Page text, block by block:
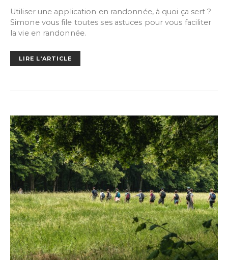
Utiliser une application en randonnée, à quoi ça sert ?
Simone vous file toutes ses astuces pour vous faciliter
la vie en randonnée.
LIRE L'ARTICLE